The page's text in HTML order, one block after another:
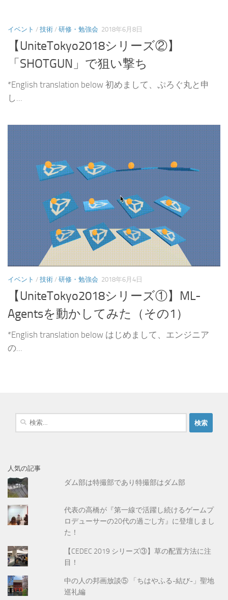
イベント / 技術 / 研修・勉強会 2018年6月8日
【UniteTokyo2018シリーズ②】
「SHOTGUN」で狙い撃ち
*English translation below 初めまして、ぷろぐ丸と申
し...
イベント / 技術 / 研修・勉強会 2018年6月4日
【UniteTokyo2018シリーズ①】ML-
Agentsを動かしてみた（その1）
*English translation below はじめまして、エンジニア
の...
検
人気の記事
ダム部は特撮部であり特撮部はダム部
代表の高橋が『第一線で活躍し続けるゲームプ
ロデューサーの20代の過ごし方』に登壇しまし
た！
【CEDEC 2019 シリーズ③】草の配置方法に注
目！
中の人の邦画放談⑤ 「ちはやふる-結び-」聖地
巡礼編